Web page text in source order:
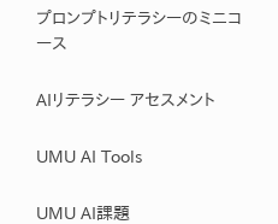
プロンプトリテラシーのミニコ
ース
AIリテラシー アセスメント
UMU AI Tools
UMU AI課題